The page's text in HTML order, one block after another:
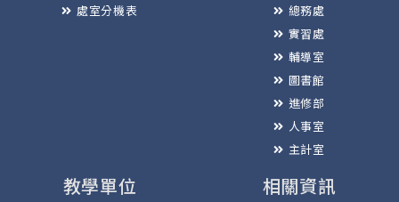
處室分機表
總務處
實習處
輔導室
圖書館
進修部
人事室
主計室
教學單位 相關資訊